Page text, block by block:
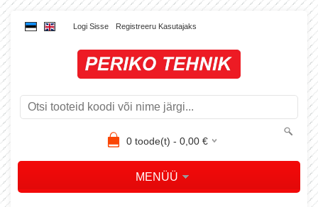
Logi Sisse Registreeru Kasutajaks
0toode(t) - 0,00€
MENÜÜ